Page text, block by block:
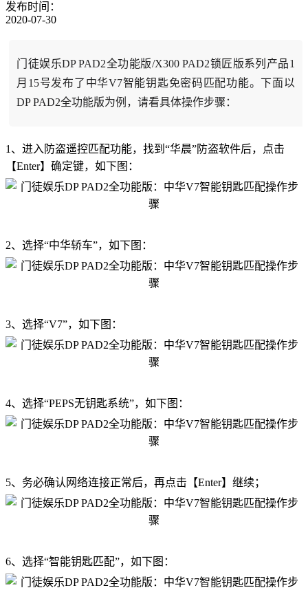
发布时间：
2020-07-30
门徒娱乐DP PAD2全功能版/X300 PAD2锁匠版系列产品1
月15号发布了中华V7智能钥匙免密码匹配功能。下面以
DP PAD2全功能版为例，请看具体操作步骤：
1、进入防盗遥控匹配功能，找到“华晨”防盗软件后，点击
【Enter】确定键，如下图：
2、选择“中华轿车”，如下图：
3、选择“V7”，如下图：
4、选择“PEPS无钥匙系统”，如下图：
5、务必确认网络连接正常后，再点击【Enter】继续；
6、选择“智能钥匙匹配”，如下图：